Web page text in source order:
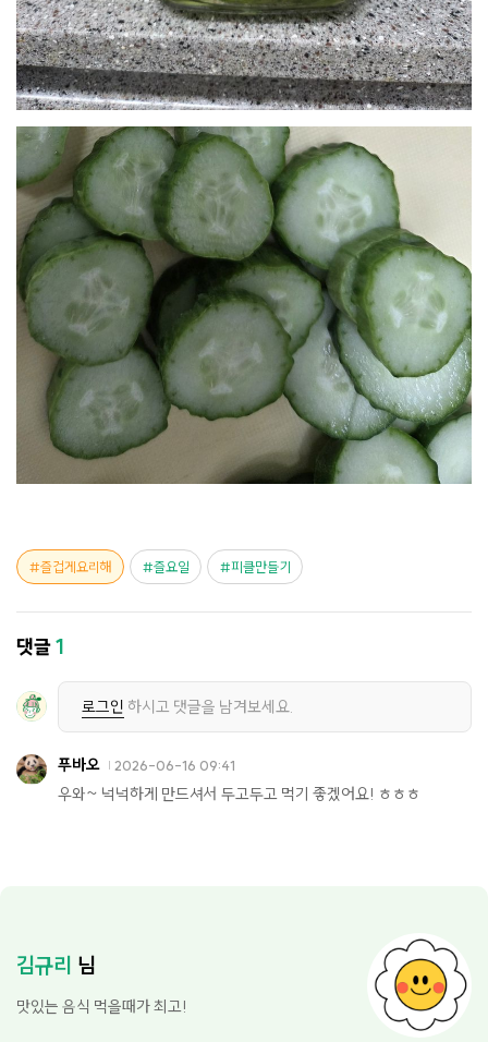
즐겁게요리해 즐요일 피클만들기
댓글1
로그인 하시고 댓글을 남겨보세요.
푸바오 2026-06-16 09:41
우와~ 넉넉하게 만드셔서 두고두고 먹기 좋겠어요! ㅎㅎㅎ
김규리 님
맛있는 음식 먹을때가 최고!